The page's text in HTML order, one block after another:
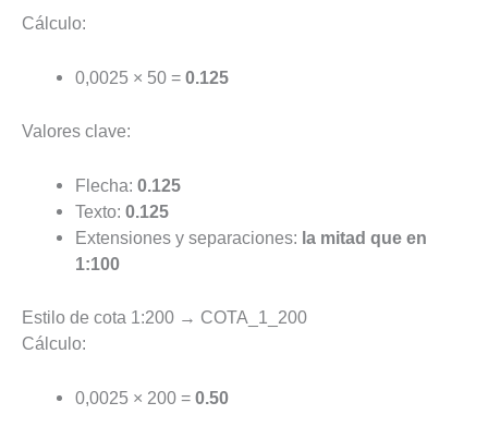
Cálculo:
0,0025 × 50 =0.125
Valores clave:
Flecha:0.125
Texto:0.125
Extensiones y separaciones: la mitad que en
1:100
Estilo de cota 1:200 → COTA_1_200
Cálculo:
0,0025 × 200 =0.50